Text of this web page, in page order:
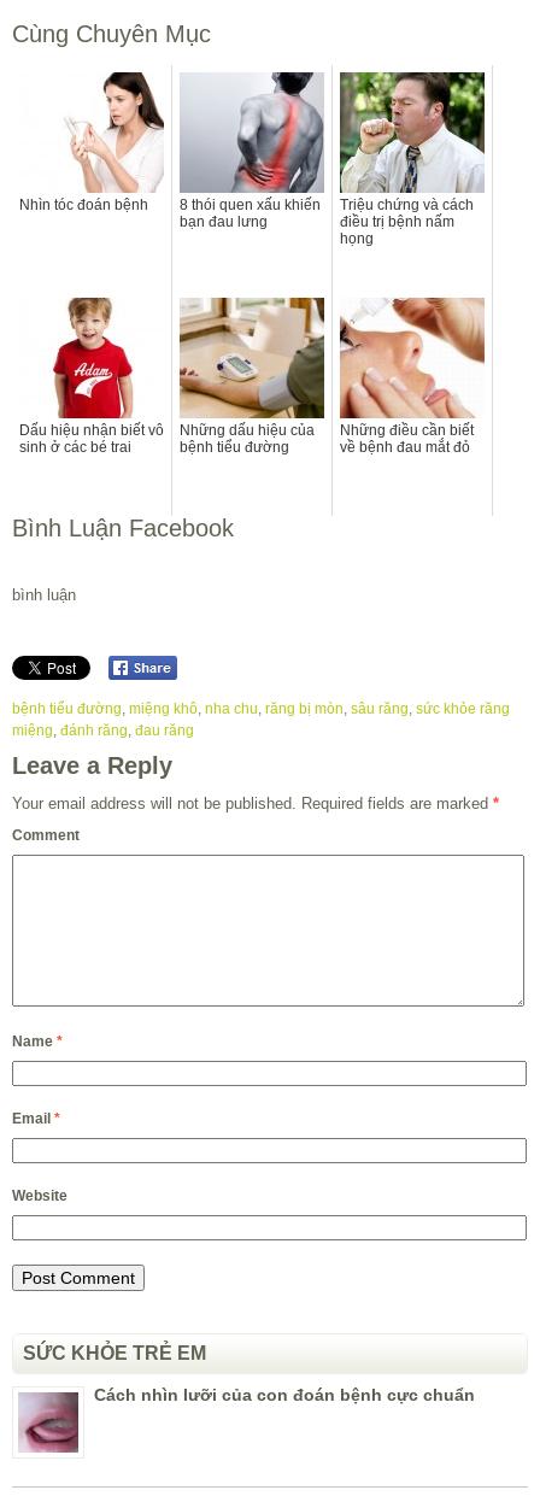
Cùng Chuyên Mục
Nhìn tóc đoán bệnh
8 thói quen xấu khiến
bạn đau lưng
Triệu chứng và cách
điều trị bệnh nấm
họng
Dấu hiệu nhận biết vô
sinh ở các bé trai
Những dấu hiệu của
bệnh tiểu đường
Những điều cần biết
về bệnh đau mắt đỏ
Bình Luận Facebook
bình luận
bệnh tiểu đường, miệng khô, nha chu, răng bị mòn, sâu răng, sức khỏe răng
miệng, đánh răng, đau răng
Leave a Reply
Your email address will not be published. Required fields are marked *
Comment
Name *
Email *
Website
SỨC KHỎE TRẺ EM
Cách nhìn lưỡi của con đoán bệnh cực chuẩn